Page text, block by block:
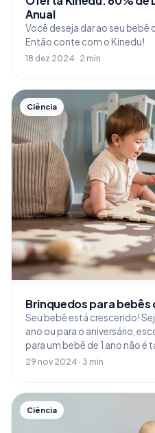
Anual
Você deseja dar ao seu bebê
Então conte com o Kinedu!
18 dez 2024 · 2 min
Ciência
Brinquedos para bebês
Seu bebê está crescendo!
ano ou para o aniversário,
para um bebê de 1 ano não é
29 nov 2024 · 3 min
Ciência